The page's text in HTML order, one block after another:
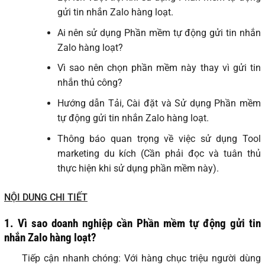
gửi tin nhắn Zalo hàng loạt.
Ai nên sử dụng Phần mềm tự động gửi tin nhắn
Zalo hàng loạt?
Vì sao nên chọn phần mềm này thay vì gửi tin
nhắn thủ công?
Hướng dẫn Tải, Cài đặt và Sử dụng Phần mềm
tự động gửi tin nhắn Zalo hàng loạt.
Thông báo quan trọng về việc sử dụng Tool
marketing du kích (Cần phải đọc và tuân thủ
thực hiện khi sử dụng phần mềm này).
NỘI DUNG CHI TIẾT
1. Vì sao doanh nghiệp cần Phần mềm tự động gửi tin
nhắn Zalo hàng loạt?
Tiếp cận nhanh chóng: Với hàng chục triệu người dùng